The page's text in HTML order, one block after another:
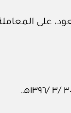
على المعاملة